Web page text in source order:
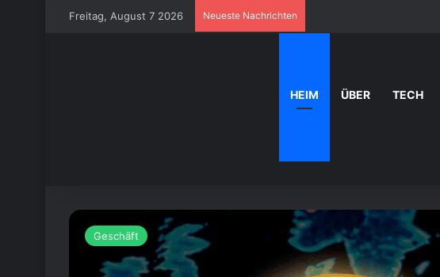
Freitag, August 7 2026 Neueste Nachrichten
HEIM ÜBER TECH
Geschäft